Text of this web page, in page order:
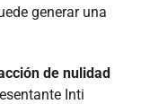
generar una
de nulidad
Inti